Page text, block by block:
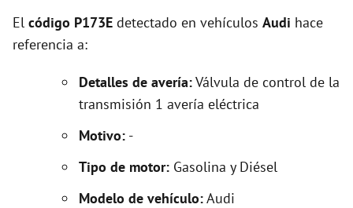
El código P173E detectado en vehículos Audi hace
referencia a:
Detalles de avería:Válvula de control de la
transmisión 1 avería eléctrica
Motivo: -
Tipo de motor: Gasolina y Diésel
Modelo de vehículo:Audi